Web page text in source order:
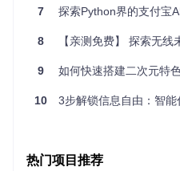
高度可定制化：从掩码字符
国际化支持：轻松切换货币
集成变得轻而易举。
支付过程更为流畅。
用在细节上胜出，让用户在享
7 探索Python界的支付宝
8 【亲测免费】 探索无线未来
9 如何快速搭建二次元特色发卡
10 3步解锁信息自由：智
热门项目推荐